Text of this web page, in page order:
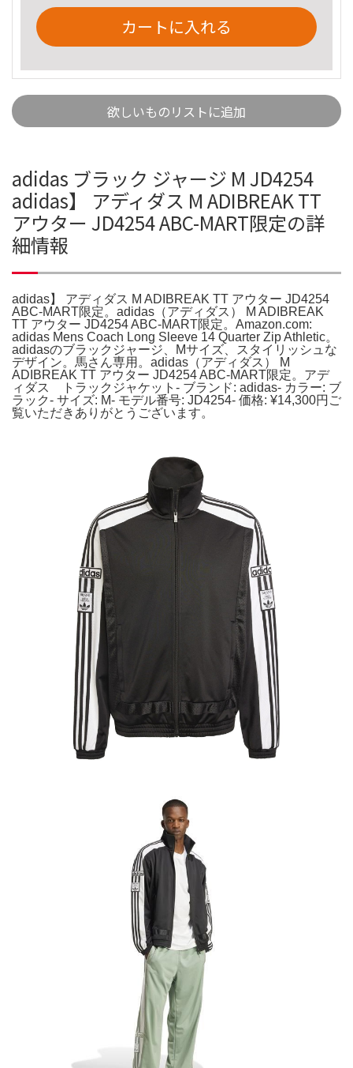
カートに入れる
欲しいものリストに追加
adidas ブラック ジャージ M JD4254
adidas】 アディダス M ADIBREAK TT
アウター JD4254 ABC-MART限定の詳
細情報
adidas】 アディダス M ADIBREAK TT アウター JD4254
ABC-MART限定。adidas（アディダス） M ADIBREAK
TT アウター JD4254 ABC-MART限定。Amazon.com:
adidas Mens Coach Long Sleeve 14 Quarter Zip Athletic。
adidasのブラックジャージ、Mサイズ、スタイリッシュな
デザイン。馬さん専用。adidas（アディダス） M
ADIBREAK TT アウター JD4254 ABC-MART限定。アデ
ィダス トラックジャケット- ブランド: adidas- カラー: ブ
ラック- サイズ: M- モデル番号: JD4254- 価格: ¥14,300円ご
覧いただきありがとうございます。